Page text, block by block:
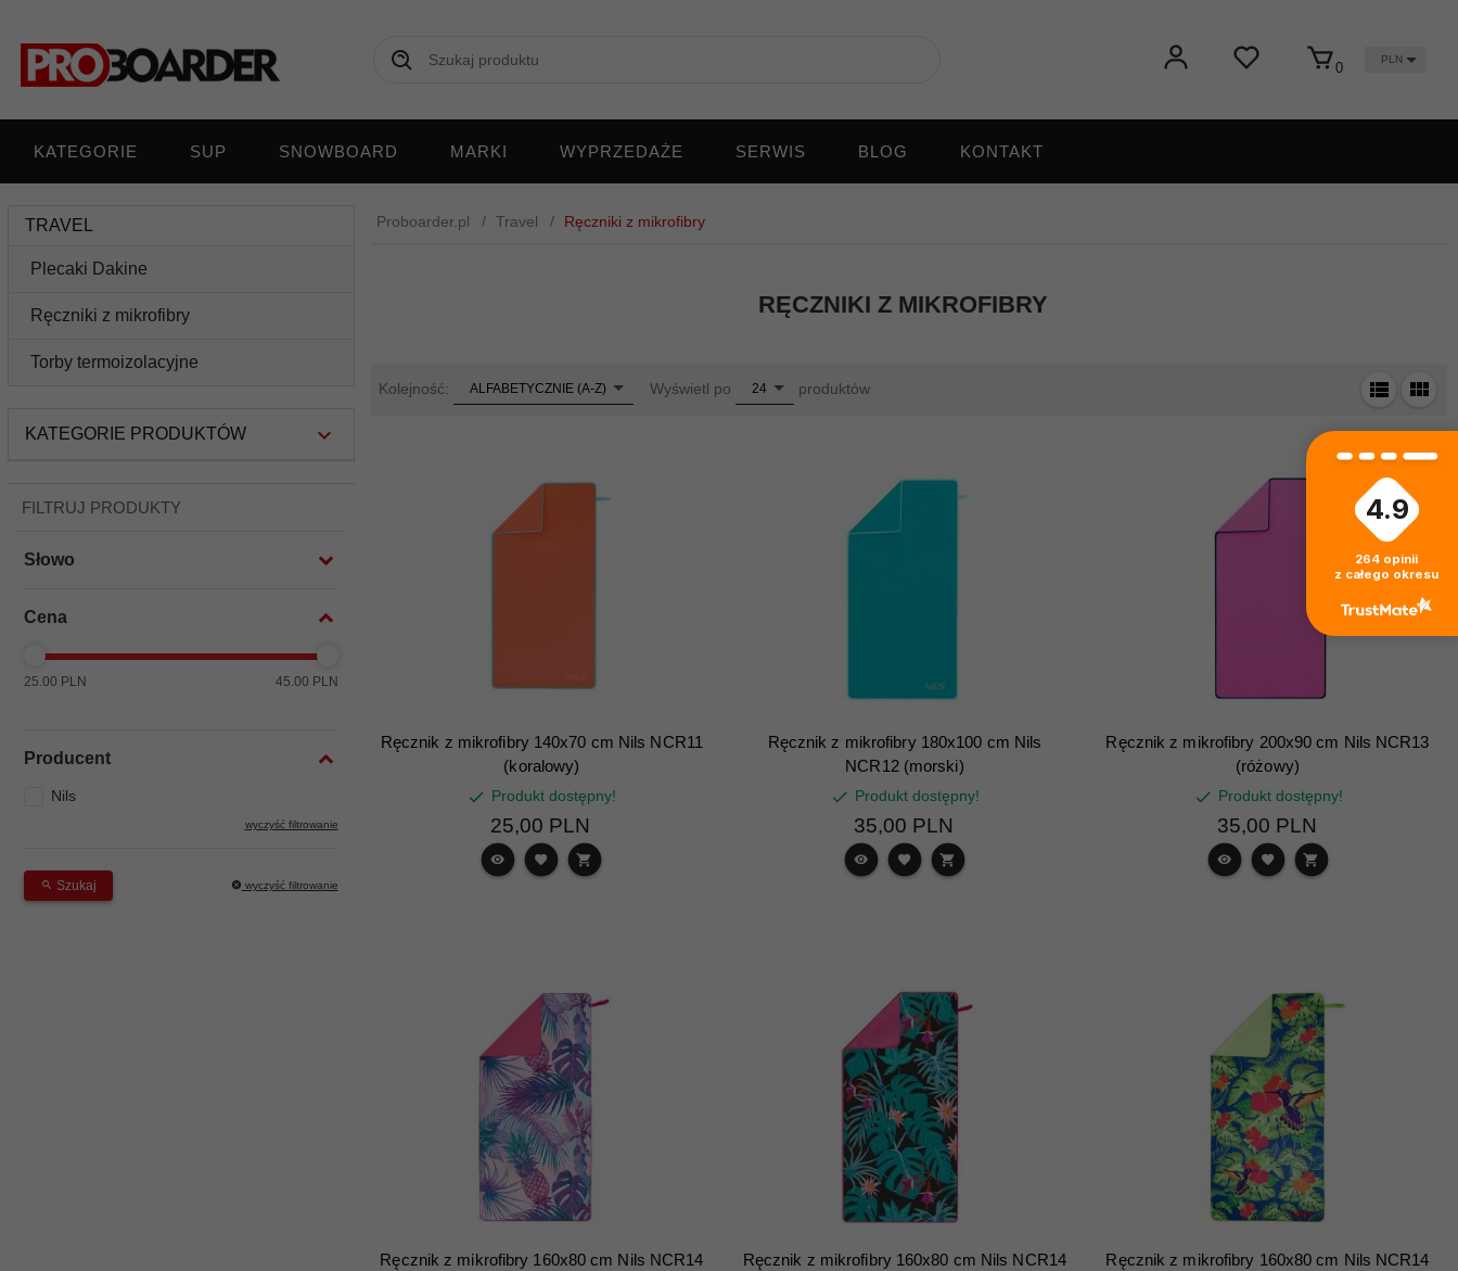
0 PLN
KATEGORIE SUP SNOWBOARD MARKI WYPRZEDAŻE SERWIS BLOG KONTAKT
TRAVEL
Plecaki Dakine
Ręczniki z mikrofibry
Torby termoizolacyjne
KATEGORIE PRODUKTÓW
FILTRUJ PRODUKTY
Słowo
Cena
25.00 PLN 45.00 PLN
Producent
Nils
wyczyść filtrowanie
Szukaj wyczyść filtrowanie
Proboarder.pl Travel Ręczniki z mikrofibry
RĘCZNIKI Z MIKROFIBRY
Kolejność: sortALFABETYCZNIE (A-Z) Wyświetl po pop24 produktów
Ręcznik z mikrofibry 140x70 cm Nils NCR11
(koralowy)
Produkt dostępny!
25,00 PLN
Ręcznik z mikrofibry 180x100 cm Nils
NCR12 (morski)
Produkt dostępny!
35,00 PLN
Ręcznik z mikrofibry 200x90 cm Nils NCR13
(różowy)
Produkt dostępny!
35,00 PLN
Ręcznik z mikrofibry 160x80 cm Nils NCR14
Ręcznik z mikrofibry 160x80 cm Nils NCR14
Ręcznik z mikrofibry 160x80 cm Nils NCR14
4.9
264 opinii
z całego okresu